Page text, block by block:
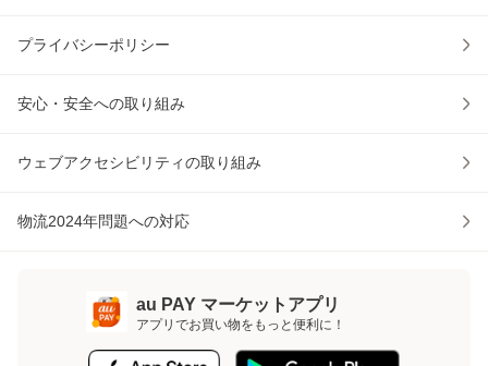
プライバシーポリシー
安心・安全への取り組み
ウェブアクセシビリティの取り組み
物流2024年問題への対応
au PAY マーケットアプリ
アプリでお買い物をもっと便利に！